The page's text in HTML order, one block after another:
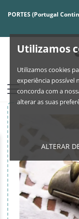
Utilizamos
Utilizamos cookies
experiência possível
concorda com a
alterar as suas
ALTERAR
PORTES (Portugal